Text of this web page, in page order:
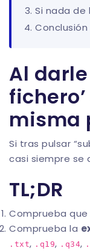
Si nada de
Conclusión
Al
misma
Si tras pulsar
casi siempre se
TL;DR
Comprueba
Comprueba la
.txt, .q19, .q34,